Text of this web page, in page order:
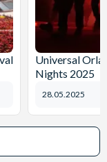
Universal
Nights 2025
28.05.2025